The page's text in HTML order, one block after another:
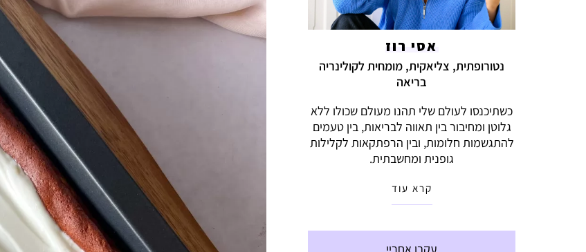
אסי רוז
נטורופתית, צליאקית, מומחית לקולינריה
בריאה
כשתיכנסו לעולם שלי תהנו מעולם שכולו ללא
גלוטן ומחיבור בין תאווה לבריאות, בין טעמים
להתגשמות חלומות, ובין הרפתקאות לקלילות
גופנית ומחשבתית.
קרא עוד
עקבו אחריי